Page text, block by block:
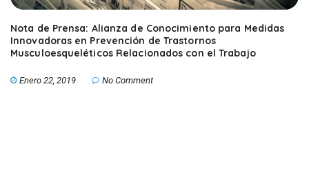
Nota de Prensa: Alianza de Conocimiento para Medidas
Innovadoras en Prevención de Trastornos
Musculoesqueléticos Relacionados con el Trabajo
Enero 22, 2019 No Comment